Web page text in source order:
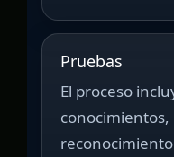
Pruebas
El proceso
conocimientos,